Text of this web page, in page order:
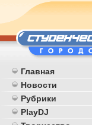
Главная
Новости
Рубрики
PlayDJ